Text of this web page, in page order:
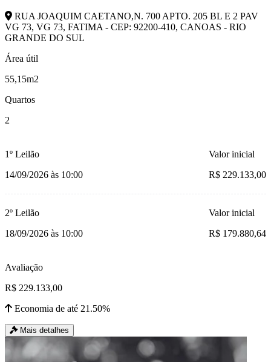
RUA JOAQUIM CAETANO,N. 700 APTO. 205 BL E 2 PAV
VG 73, VG 73, FATIMA - CEP: 92200-410, CANOAS - RIO
GRANDE DO SUL
Área útil
55,15m2
Quartos
2
1º Leilão
14/09/2026 às 10:00
Valor inicial
R$ 229.133,00
2º Leilão
18/09/2026 às 10:00
Valor inicial
R$ 179.880,64
Avaliação
R$ 229.133,00
Economia de até 21.50%
Mais detalhes